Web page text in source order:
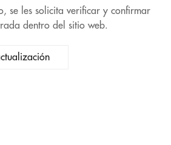
se les solicita verificar y confirmar
dentro del sitio web.